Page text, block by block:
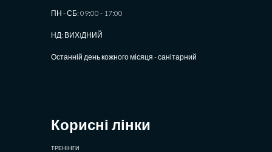
ПН - СБ: 09:00 - 17:00
НД: ВИХIДНИЙ
Останній день кожного місяця - санітарний
Корисні лінки
ТРЕНІНГИ